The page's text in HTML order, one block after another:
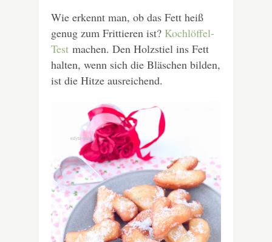
Wie erkennt man, ob das Fett heiß
genug zum Frittieren ist? Kochlöffel-
Test machen. Den Holzstiel ins Fett
halten, wenn sich die Bläschen bilden,
ist die Hitze ausreichend.